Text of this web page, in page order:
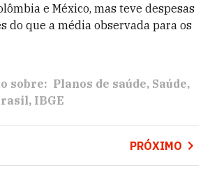
e México, mas teve despesas
do que a média observada para os
sobre: Planos de saúde Saúde
IBGE
PRÓXIMO